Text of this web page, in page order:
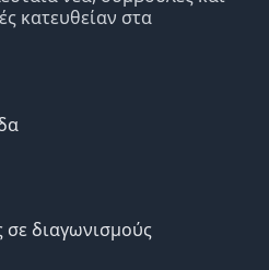
κατευθείαν στα
σε διαγωνισμούς